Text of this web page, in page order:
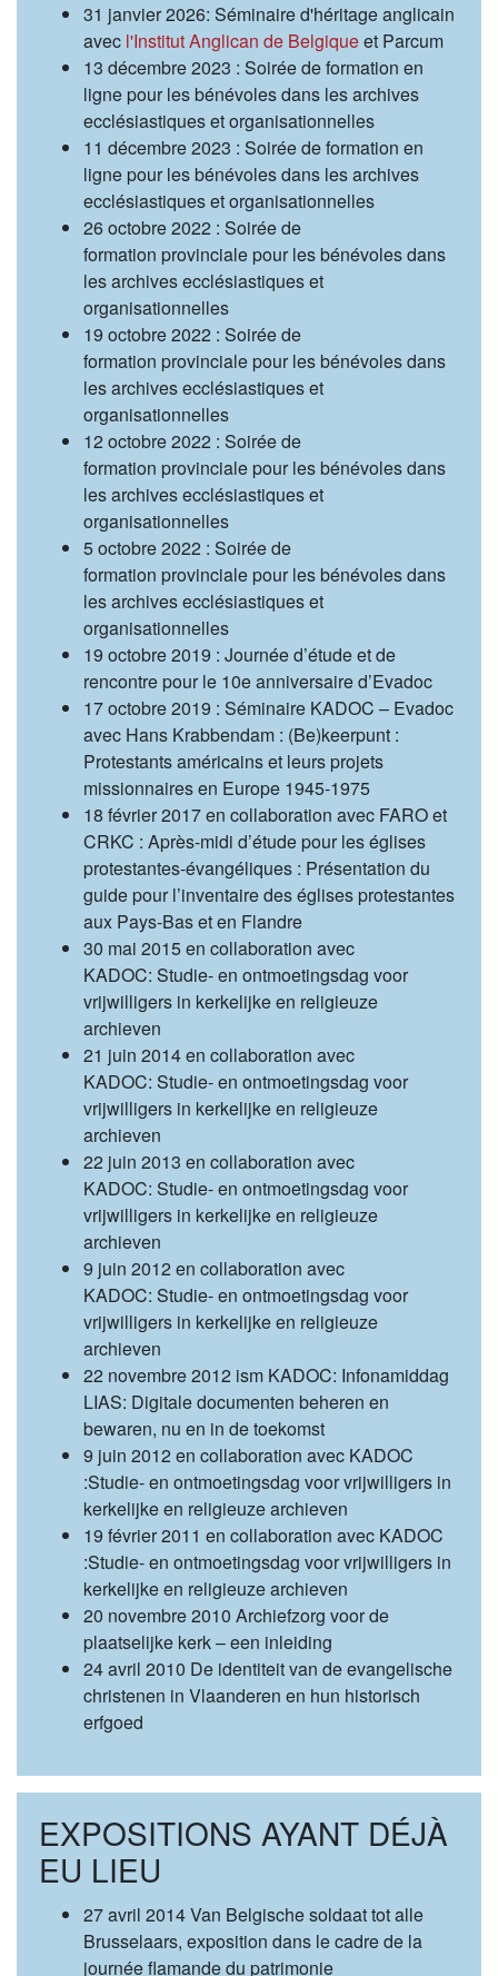
31 janvier 2026: Séminaire d'héritage anglicain
avec l'Institut Anglican de Belgiqueet Parcum
13 décembre 2023 : Soirée de formation en
ligne pour les bénévoles dans les archives
ecclésiastiques et organisationnelles
11 décembre 2023 : Soirée de formation en
ligne pour les bénévoles dans les archives
ecclésiastiques et organisationnelles
26 octobre 2022 : Soirée de
formation provinciale pour les bénévoles dans
les archives ecclésiastiques et
organisationnelles
19 octobre 2022 : Soirée de
formation provinciale pour les bénévoles dans
les archives ecclésiastiques et
organisationnelles
12 octobre 2022 : Soirée de
formation provinciale pour les bénévoles dans
les archives ecclésiastiques et
organisationnelles
5 octobre 2022 : Soirée de
formation provinciale pour les bénévoles dans
les archives ecclésiastiques et
organisationnelles
19 octobre 2019 : Journée d’étude et de
rencontre pour le 10e anniversaire d’Evadoc
17 octobre 2019 : Séminaire KADOC – Evadoc
avec Hans Krabbendam : (Be)keerpunt :
Protestants américains et leurs projets
missionnaires en Europe 1945-1975
18 février 2017 en collaboration avec FARO et
CRKC : Après-midi d’étude pour les églises
protestantes-évangéliques : Présentation du
guide pour l’inventaire des églises protestantes
aux Pays-Bas et en Flandre
30 mai 2015 en collaboration avec
KADOC: Studie- en ontmoetingsdag voor
vrijwilligers in kerkelijke en religieuze
archieven
21 juin 2014 en collaboration avec
KADOC: Studie- en ontmoetingsdag voor
vrijwilligers in kerkelijke en religieuze
archieven
22 juin 2013 en collaboration avec
KADOC: Studie- en ontmoetingsdag voor
vrijwilligers in kerkelijke en religieuze
archieven
9 juin 2012 en collaboration avec
KADOC: Studie- en ontmoetingsdag voor
vrijwilligers in kerkelijke en religieuze
archieven
22 novembre 2012 ism KADOC: Infonamiddag
LIAS: Digitale documenten beheren en
bewaren, nu en in de toekomst
9 juin 2012 en collaboration avec KADOC
:Studie- en ontmoetingsdag voor vrijwilligers in
kerkelijke en religieuze archieven
19 février 2011 en collaboration avec KADOC
:Studie- en ontmoetingsdag voor vrijwilligers in
kerkelijke en religieuze archieven
20 novembre 2010 Archiefzorg voor de
plaatselijke kerk – een inleiding
24 avril 2010 De identiteit van de evangelische
christenen in Vlaanderen en hun historisch
erfgoed
EXPOSITIONS AYANT DÉJÀ
EU LIEU
27 avril 2014 Van Belgische soldaat tot alle
Brusselaars, exposition dans le cadre de la
journée flamande du patrimonie